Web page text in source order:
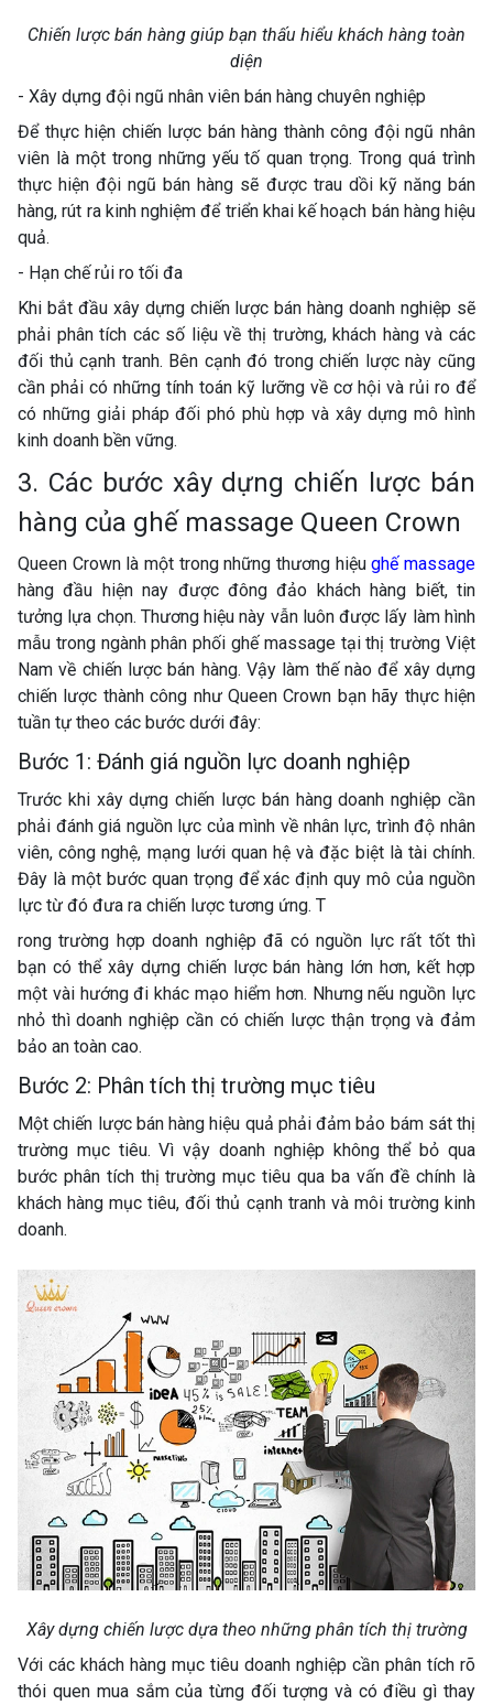
Chiến lược bán hàng giúp bạn thấu hiểu khách hàng toàn
diện
- Xây dựng đội ngũ nhân viên bán hàng chuyên nghiệp
Để thực hiện chiến lược bán hàng thành công đội ngũ nhân
viên là một trong những yếu tố quan trọng. Trong quá trình
thực hiện đội ngũ bán hàng sẽ được trau dồi kỹ năng bán
hàng, rút ra kinh nghiệm để triển khai kế hoạch bán hàng hiệu
quả.
- Hạn chế rủi ro tối đa
Khi bắt đầu xây dựng chiến lược bán hàng doanh nghiệp sẽ
phải phân tích các số liệu về thị trường, khách hàng và các
đối thủ cạnh tranh. Bên cạnh đó trong chiến lược này cũng
cần phải có những tính toán kỹ lưỡng về cơ hội và rủi ro để
có những giải pháp đối phó phù hợp và xây dựng mô hình
kinh doanh bền vững.
3. Các bước xây dựng chiến lược bán
hàng của ghế massage Queen Crown
Queen Crown là một trong những thương hiệughế massage
hàng đầu hiện nay được đông đảo khách hàng biết, tin
tưởng lựa chọn. Thương hiệu này vẫn luôn được lấy làm hình
mẫu trong ngành phân phối ghế massage tại thị trường Việt
Nam về chiến lược bán hàng. Vậy làm thế nào để xây dựng
chiến lược thành công như Queen Crown bạn hãy thực hiện
tuần tự theo các bước dưới đây:
Bước 1: Đánh giá nguồn lực doanh nghiệp
Trước khi xây dựng chiến lược bán hàng doanh nghiệp cần
phải đánh giá nguồn lực của mình về nhân lực, trình độ nhân
viên, công nghệ, mạng lưới quan hệ và đặc biệt là tài chính.
Đây là một bước quan trọng để xác định quy mô của nguồn
lực từ đó đưa ra chiến lược tương ứng. T
rong trường hợp doanh nghiệp đã có nguồn lực rất tốt thì
bạn có thể xây dựng chiến lược bán hàng lớn hơn, kết hợp
một vài hướng đi khác mạo hiểm hơn. Nhưng nếu nguồn lực
nhỏ thì doanh nghiệp cần có chiến lược thận trọng và đảm
bảo an toàn cao.
Bước 2: Phân tích thị trường mục tiêu
Một chiến lược bán hàng hiệu quả phải đảm bảo bám sát thị
trường mục tiêu. Vì vậy doanh nghiệp không thể bỏ qua
bước phân tích thị trường mục tiêu qua ba vấn đề chính là
khách hàng mục tiêu, đối thủ cạnh tranh và môi trường kinh
doanh.
Xây dựng chiến lược dựa theo những phân tích thị trường
Với các khách hàng mục tiêu doanh nghiệp cần phân tích rõ
thói quen mua sắm của từng đối tượng và có điều gì thay